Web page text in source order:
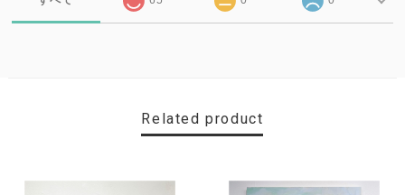
Related product